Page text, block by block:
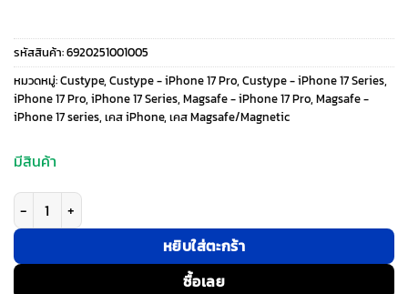
price
was:
1,490 ฿.
price
is:
790 ฿.
รหัสสินค้า:6920251001005
หมวดหมู่:Custype, Custype - iPhone 17 Pro, Custype - iPhone 17 Series,
iPhone 17 Pro, iPhone 17 Series, Magsafe - iPhone 17 Pro, Magsafe -
iPhone 17 series, เคส iPhone, เคส Magsafe/Magnetic
มีสินค้า
จำนวน Custype รุ่น Progrip Leather Case with Printing (Magsafe) - เค
หยิบใส่ตะกร้า
ซื้อเลย